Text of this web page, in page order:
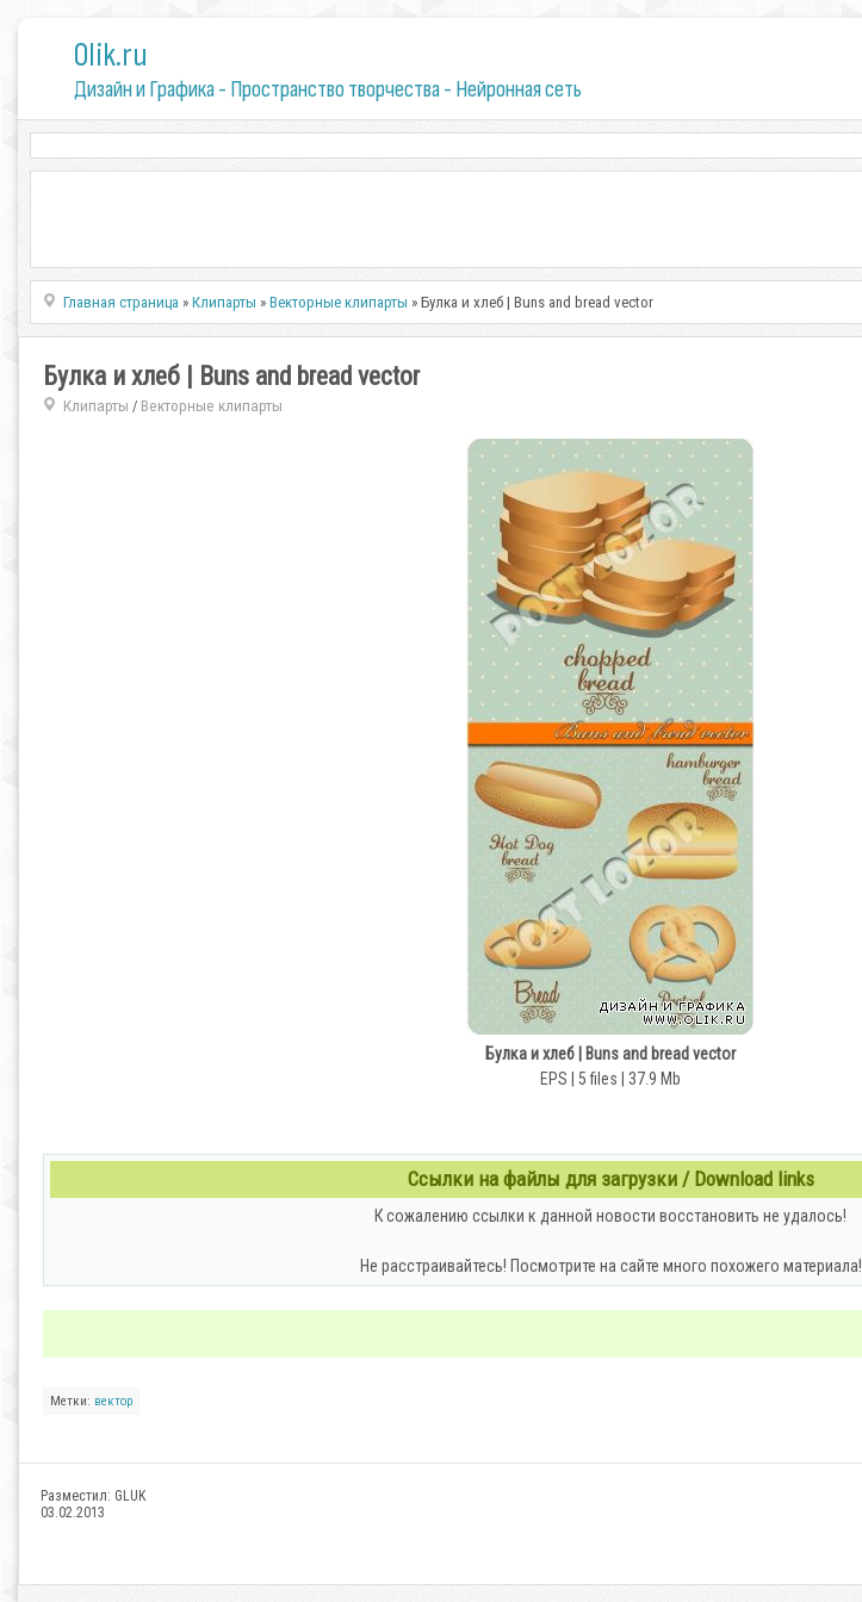
0lik.ru
Дизайн и Графика - Пространство творчества - Нейронная сеть
Главная страница »Клипарты »Векторные клипарты » Булка и хлеб | Buns and bread vector
Булка и хлеб | Buns and bread vector
Клипарты / Векторные клипарты
Булка и хлеб | Buns and bread vector
EPS | 5 files | 37.9 Mb
Ссылки на файлы для загрузки / Download links
К сожалению ссылки к данной новости восстановить не удалось!
Не расстраивайтесь! Посмотрите на сайте много похожего материала!
Метки: вектор
Разместил: GLUK
03.02.2013